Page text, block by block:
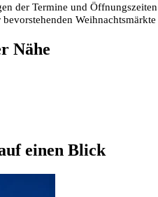
der Termine und
Nähe
einen Blick